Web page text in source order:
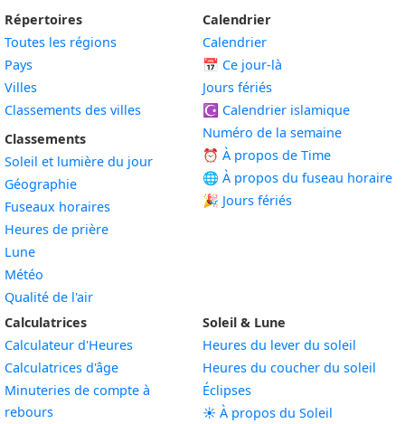
Répertoires
Toutes les régions
Pays
Villes
Classements des villes
Classements
Soleil et lumière du jour
Géographie
Fuseaux horaires
Heures de prière
Lune
Météo
Qualité de l'air
Calendrier
Calendrier
📅 Ce jour-là
Jours fériés
☪️ Calendrier islamique
Numéro de la semaine
⏰ À propos de Time
🌐 À propos du fuseau horaire
🎉 Jours fériés
Calculatrices
Calculateur d'Heures
Calculatrices d'âge
Minuteries de compte à
rebours
Soleil & Lune
Heures du lever du soleil
Heures du coucher du soleil
Éclipses
☀️ À propos du Soleil